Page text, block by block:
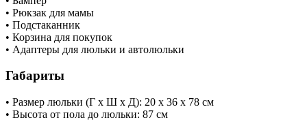
• Рюкзак для мамы
• Подстаканник
• Корзина для покупок
• Адаптеры для люльки и автолюльки
Габариты
• Размер люльки (Г х Ш х Д): 20 х 36 х 78 см
• Высота от пола до люльки: 87 см